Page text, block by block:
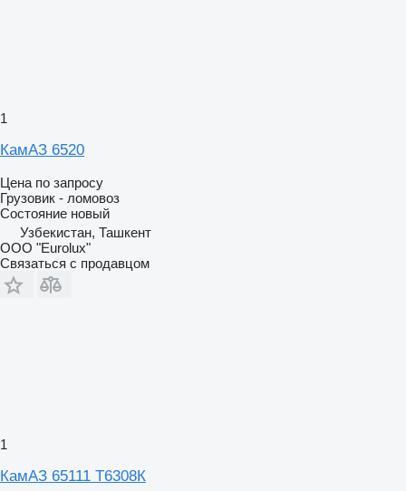
1
КамАЗ 6520
Цена по запросу
Грузовик - ломовоз
Состояние новый
Узбекистан, Ташкент
ООО "Eurolux"
Связаться с продавцом
1
КамАЗ 65111 Т6308К